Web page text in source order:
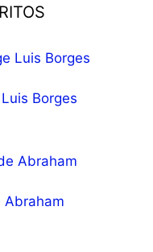
Borges
Abraham